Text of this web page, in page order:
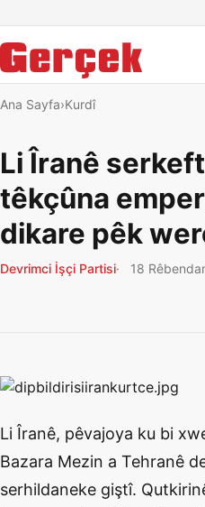
Ana Sayfa Kurdî
Li Îranê
têkçûna
dikare pêk
Devrimci İşçi Partisi 18
Li Îranê, pêvajoya ku bi
Bazara Mezin a Tehranê
serhildaneke giştî.